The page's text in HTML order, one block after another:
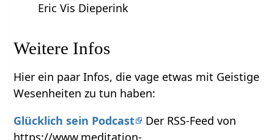
Eric Vis Dieperink
Weitere Infos
Hier ein paar Infos, die vage etwas mit Geistige
Wesenheiten zu tun haben:
Glücklich sein Podcast
Der RSS-Feed von